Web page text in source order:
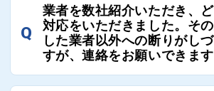
の修理において、適正で公正な工事
いをさせていただくサイトでござい
まだまだそのような業界だからこそ
ますので、是非屋根コネクトを活用
業者チェック制度」を設けておりま
屋根コネクトにて定期的にお客様ア
し、そこで評価の低かった業者は事
根コネクトの判断により即時登録を
Q
業者を数社紹介いただき、
対応をいただきました。そ
した業者以外への断りがし
すが、連絡をお願いできます